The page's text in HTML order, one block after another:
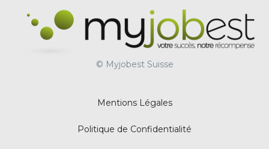
© Myjobest Suisse
Mentions Légales
Politique de Confidentialité